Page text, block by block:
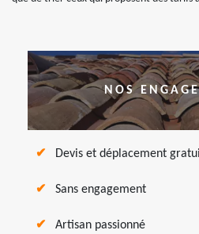
NOS
Devis et déplacement
Sans engagement
Artisan passionné